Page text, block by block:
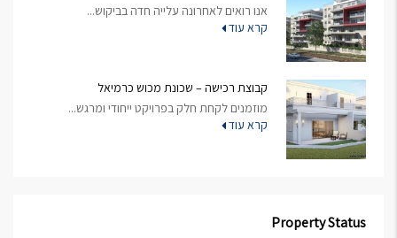
אנו רואים לאחרונה עלייה חדה בביקוש...
קרא עוד
קבוצת רכישה – שכונת מכוש כרמיאל
מוזמנים לקחת חלק בפרויקט ייחודי ומרגש...
קרא עוד
Property Status